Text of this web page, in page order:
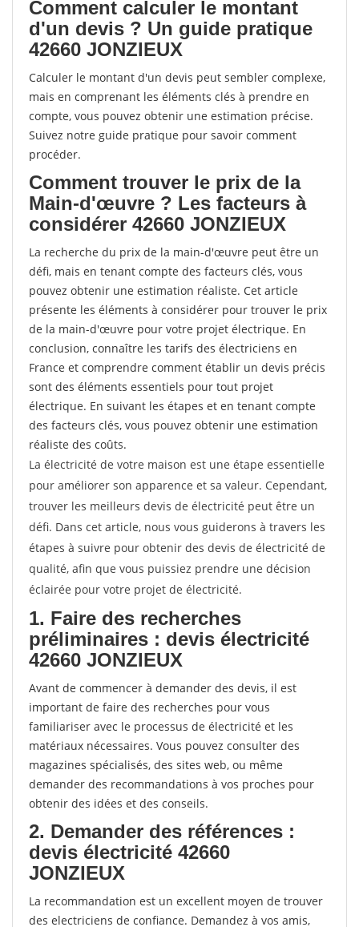
Comment calculer le montant
d'un devis ? Un guide pratique
42660 JONZIEUX
Calculer le montant d'un devis peut sembler complexe,
mais en comprenant les éléments clés à prendre en
compte, vous pouvez obtenir une estimation précise.
Suivez notre guide pratique pour savoir comment
procéder.
Comment trouver le prix de la
Main-d'œuvre ? Les facteurs à
considérer 42660 JONZIEUX
La recherche du prix de la main-d'œuvre peut être un
défi, mais en tenant compte des facteurs clés, vous
pouvez obtenir une estimation réaliste. Cet article
présente les éléments à considérer pour trouver le prix
de la main-d'œuvre pour votre projet électrique. En
conclusion, connaître les tarifs des électriciens en
France et comprendre comment établir un devis précis
sont des éléments essentiels pour tout projet
électrique. En suivant les étapes et en tenant compte
des facteurs clés, vous pouvez obtenir une estimation
réaliste des coûts.
La électricité de votre maison est une étape essentielle
pour améliorer son apparence et sa valeur. Cependant,
trouver les meilleurs devis de électricité peut être un
défi. Dans cet article, nous vous guiderons à travers les
étapes à suivre pour obtenir des devis de électricité de
qualité, afin que vous puissiez prendre une décision
éclairée pour votre projet de électricité.
1. Faire des recherches
préliminaires : devis électricité
42660 JONZIEUX
Avant de commencer à demander des devis, il est
important de faire des recherches pour vous
familiariser avec le processus de électricité et les
matériaux nécessaires. Vous pouvez consulter des
magazines spécialisés, des sites web, ou même
demander des recommandations à vos proches pour
obtenir des idées et des conseils.
2. Demander des références :
devis électricité 42660
JONZIEUX
La recommandation est un excellent moyen de trouver
des electriciens de confiance. Demandez à vos amis,